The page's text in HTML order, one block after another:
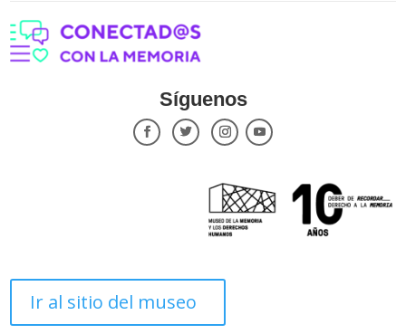
Síguenos
Ir al sitio del museo